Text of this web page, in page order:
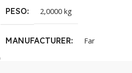
PESO 2,0000 kg
MANUFACTURER Far